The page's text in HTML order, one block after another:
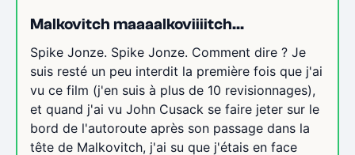
Malkovitch maaaalkoviiiitch...
Spike Jonze. Spike Jonze. Comment dire ? Je
suis resté un peu interdit la première fois que j'ai
vu ce film (j'en suis à plus de 10 revisionnages),
et quand j'ai vu John Cusack se faire jeter sur le
bord de l'autoroute après son passage dans la
tête de Malkovitch, j'ai su que j'étais en face